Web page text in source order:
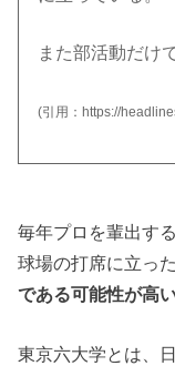
また部活動だけ
(引用：https://
毎年プロを輩出す
球場の打席に立っ
である可能性が高い
東京六大学とは、